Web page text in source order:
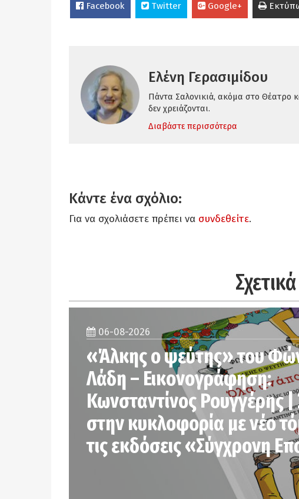
Facebook Twitter Google+
Ελένη Γερασιμίδου
Πάντα Σαλονικιά, ακόμα στο Θέατρο
δεν χρειάζονται.
Διαβάστε περισσότερα
Κάντε ένα σχόλιο:
Για να σχολιάσετε πρέπει να συνδεθείτε.
06-08-2026
«Άλκης ο ψεύτης» του
Λάδη – Εικονογράφηση:
Κωνσταντίνος Ρουγγέρης
στην κυκλοφορία με νέο
τις εκδόσεις «Σύγχρονη